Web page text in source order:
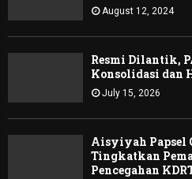
August 12, 2024
Resmi Dilantik,
Konsolidasi dan
July 15, 2026
Aisyiyah Papsel
Tingkatkan
Pencegahan